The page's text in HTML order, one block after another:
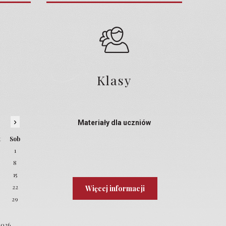
›
Sob
1
8
15
22
29
Klasy
Materiały dla uczniów
Więcej informacji